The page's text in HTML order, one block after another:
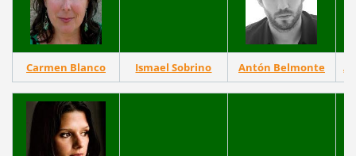
Carmen Blanco Ismael Sobrino Antón Belmonte